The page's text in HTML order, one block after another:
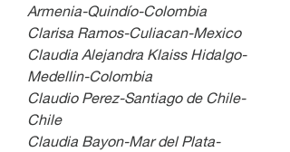
Armenia-Quindío-Colombia
Clarisa Ramos-Culiacan-Mexico
Claudia Alejandra Klaiss Hidalgo-
Medellin-Colombia
Claudio Perez-Santiago de Chile-
Chile
Claudia Bayon-Mar del Plata-